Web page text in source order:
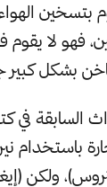
بتسخين
فهو لا
بشكل كبير
السابقة في
باستخدام
ولكن